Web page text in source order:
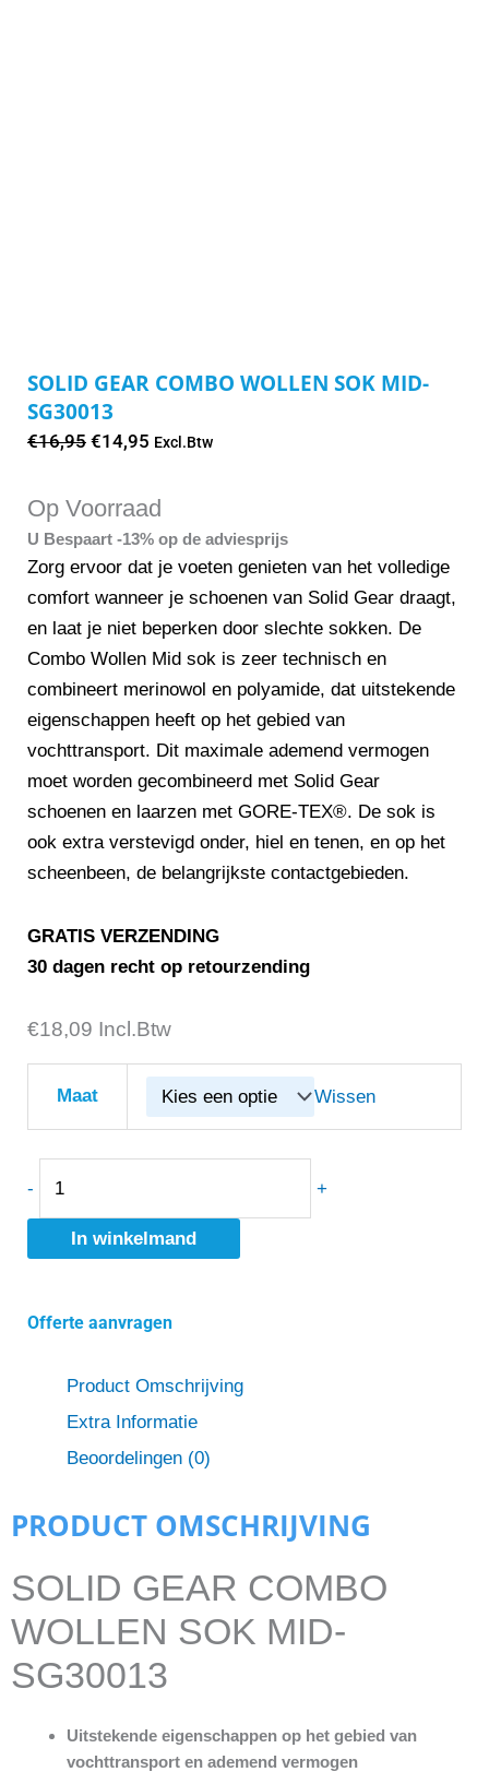
SOLID GEAR COMBO WOLLEN SOK MID-
SG30013
€16,95 Oorspronkelijke
was:
€16,95.
€14,95 Huidige
is:
€14,95.
Excl.Btw
Op Voorraad
U Bespaart -13% op de adviesprijs
Zorg ervoor dat je voeten genieten van het volledige
comfort wanneer je schoenen van Solid Gear draagt,
en laat je niet beperken door slechte sokken. De
Combo Wollen Mid sok is zeer technisch en
combineert merinowol en polyamide, dat uitstekende
eigenschappen heeft op het gebied van
vochttransport. Dit maximale ademend vermogen
moet worden gecombineerd met Solid Gear
schoenen en laarzen met GORE-TEX®. De sok is
ook extra verstevigd onder, hiel en tenen, en op het
scheenbeen, de belangrijkste contactgebieden.
GRATIS VERZENDING
30 dagen recht op retourzending
€18,09 Incl.Btw
Maat Wissen
-
SOLID
GEAR
COMBO
MID-
aantal
+
In winkelmand
Offerte aanvragen
Product Omschrijving
Extra Informatie
Beoordelingen (0)
PRODUCT OMSCHRIJVING
SOLID GEAR COMBO
WOLLEN SOK MID-
SG30013
Uitstekende eigenschappen op het gebied van
vochttransport en ademend vermogen